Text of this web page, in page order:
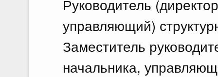
Руководитель
управляющий)
Заместитель
начальника,